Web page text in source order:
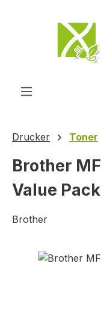
Drucker Toner
Brother
Value Pack
Brother
Bildergalerie